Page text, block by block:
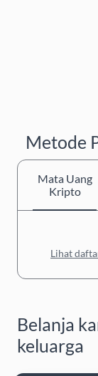
Metode
Mata Uang
Kripto
Lihat
Belanja
keluarga